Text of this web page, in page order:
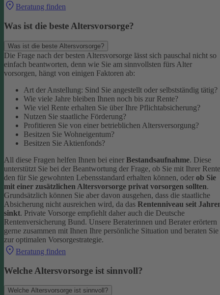
Beratung finden
Was ist die beste Altersvorsorge?
Was ist die beste Altersvorsorge?
Die Frage nach der besten Altersvorsorge lässt sich pauschal nicht so
einfach beantworten, denn wie Sie am sinnvollsten fürs Alter
vorsorgen, hängt von einigen Faktoren ab:
Art der Anstellung: Sind Sie angestellt oder selbstständig tätig?
Wie viele Jahre bleiben Ihnen noch bis zur Rente?
Wie viel Rente erhalten Sie über Ihre Pflichtabsicherung?
Nutzen Sie staatliche Förderung?
Profitieren Sie von einer betrieblichen Altersversorgung?
Besitzen Sie Wohneigentum?
Besitzen Sie Aktienfonds?
All diese Fragen helfen Ihnen bei einer Bestandsaufnahme. Diese
unterstützt Sie bei der Beantwortung der Frage, ob Sie mit Ihrer Rente
den für Sie gewohnten Lebensstandard erhalten können, oder ob Sie
mit einer zusätzlichen Altersvorsorge privat vorsorgen sollten.
Grundsätzlich können Sie aber davon ausgehen, dass die staatliche
Absicherung nicht ausreichen wird, da das Rentenniveau seit
sinkt. Private Vorsorge empfiehlt daher auch die Deutsche
Rentenversicherung Bund. Unsere Beraterinnen und Berater erörtern
gerne zusammen mit Ihnen Ihre persönliche Situation und beraten Sie
zur optimalen Vorsorgestrategie.
Beratung finden
Welche Altersvorsorge ist sinnvoll?
Welche Altersvorsorge ist sinnvoll?